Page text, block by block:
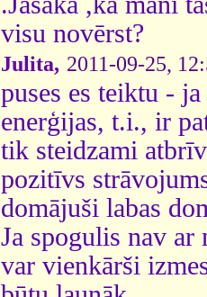
visu novērst?
Julita, 2011-09-25,
puses es teiktu -
enerģijas, t.i., ir
tik steidzami
pozitīvs
domājuši labas
Ja spogulis nav
var vienkārši